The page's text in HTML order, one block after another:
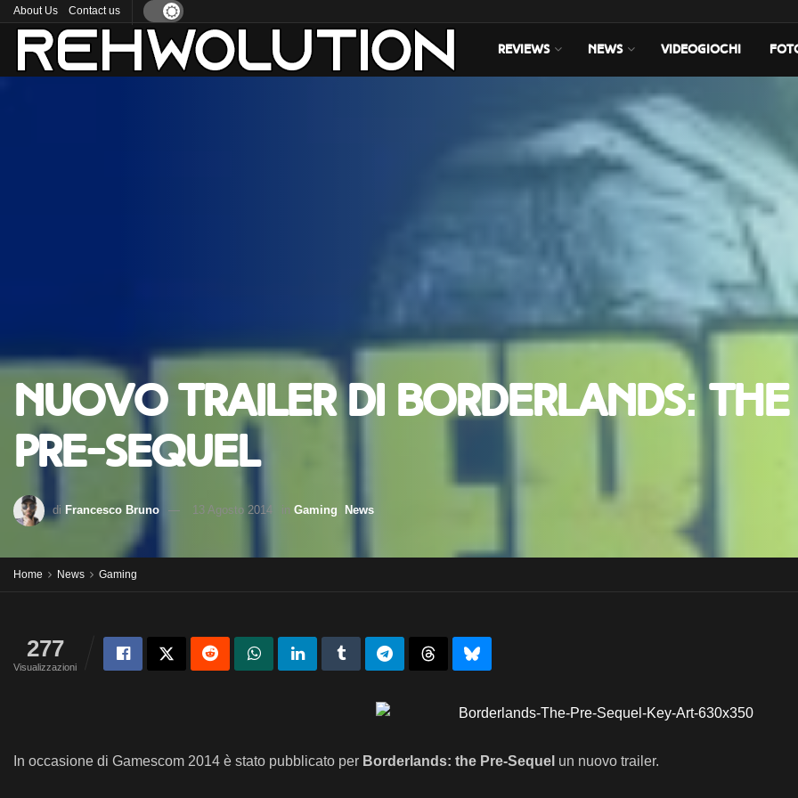
About Us Contact us
REVIEWS NEWS VIDEOGIOCHI
Nuovo trailer di Borderlands: the
Pre-Sequel
di Francesco Bruno 13 Agosto 2014 in Gaming News
Home News Gaming
277
Visualizzazioni
In occasione di Gamescom 2014 è stato pubblicato per Borderlands: the Pre-Sequel un nuovo trailer.